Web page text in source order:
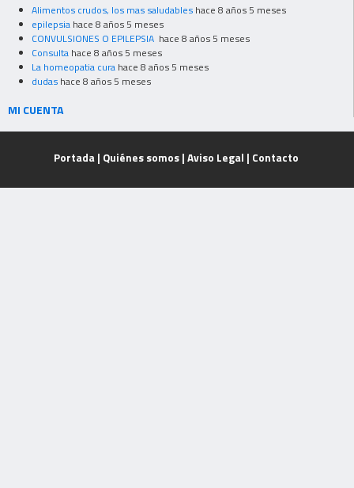
Alimentos crudos, los mas saludables hace 8 años 5 meses
epilepsia hace 8 años 5 meses
CONVULSIONES O EPILEPSIA hace 8 años 5 meses
Consulta hace 8 años 5 meses
La homeopatia cura hace 8 años 5 meses
dudas hace 8 años 5 meses
MI CUENTA
Portada | Quiénes somos| Aviso Legal | Contacto